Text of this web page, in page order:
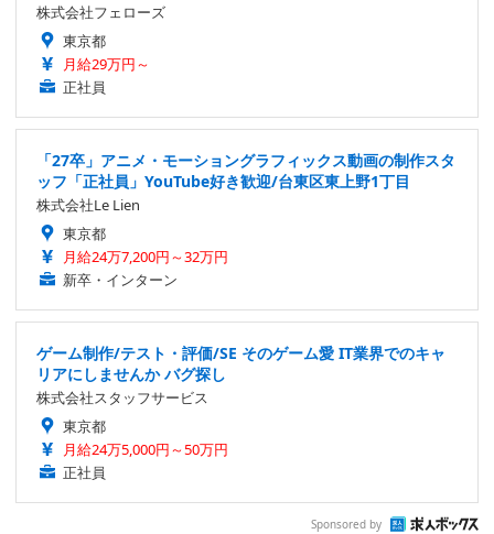
株式会社フェローズ
東京都
月給29万円～
正社員
「27卒」アニメ・モーショングラフィックス動画の制作スタ
ッフ「正社員」YouTube好き歓迎/台東区東上野1丁目
株式会社Le Lien
東京都
月給24万7,200円～32万円
新卒・インターン
ゲーム制作/テスト・評価/SE そのゲーム愛 IT業界でのキャ
リアにしませんか バグ探し
株式会社スタッフサービス
東京都
月給24万5,000円～50万円
正社員
Sponsored by